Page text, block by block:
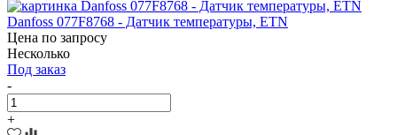
Danfoss 077F8768 - Датчик температуры, ETN
Цена по запросу
Несколько
Под заказ
-
+